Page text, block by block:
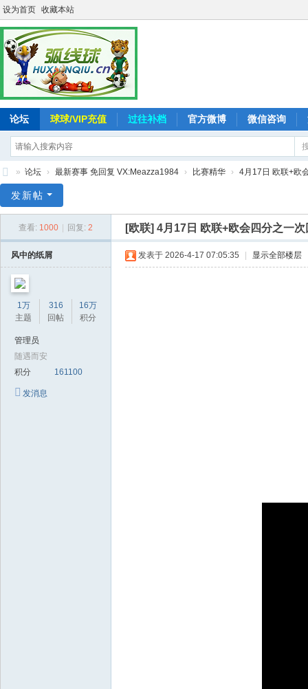
设为首页 收藏本站
论坛 球球/VIP充值 过往补档 官方微博 微信咨询
线
» 论坛 › 最新赛事 免回复 VX:Meazza1984 › 比赛精华 › 4月17日 欧联+欧
发新帖
查看: 1000 回复: 2 [欧联] 4月17日 欧联+欧会四分之一
风中的纸屑
1万
主题
316
回帖
16万
积分
管理员
随遇而安
积分
161100
发消息
发表于 2026-4-17 07:05:35 显示全部楼层